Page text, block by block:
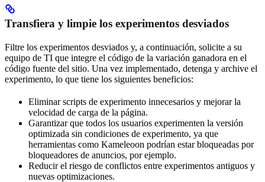
Transfiera y limpie los experimentos desviados
Filtre los experimentos desviados y, a continuación, solicite a su
equipo de TI que integre el código de la variación ganadora en el
código fuente del sitio. Una vez implementado, detenga y archive el
experimento, lo que tiene los siguientes beneficios:
Eliminar scripts de experimento innecesarios y mejorar la
velocidad de carga de la página.
Garantizar que todos los usuarios experimenten la versión
optimizada sin condiciones de experimento, ya que
herramientas como Kameleoon podrían estar bloqueadas por
bloqueadores de anuncios, por ejemplo.
Reducir el riesgo de conflictos entre experimentos antiguos y
nuevas optimizaciones.